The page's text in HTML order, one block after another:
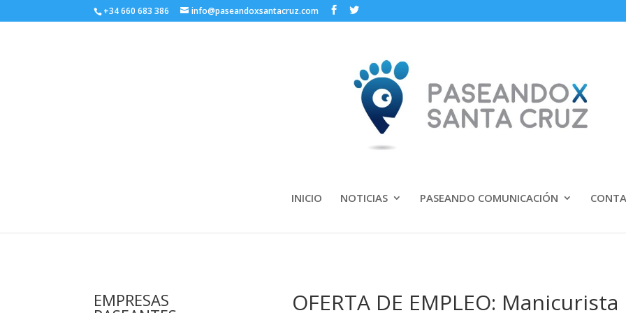
+34 660 683 386 info@paseandoxsantacruz.com
INICIO NOTICIAS PASEANDO COMUNICACIÓN
EMPRESAS OFERTA DE EMPLEO: Manicurista